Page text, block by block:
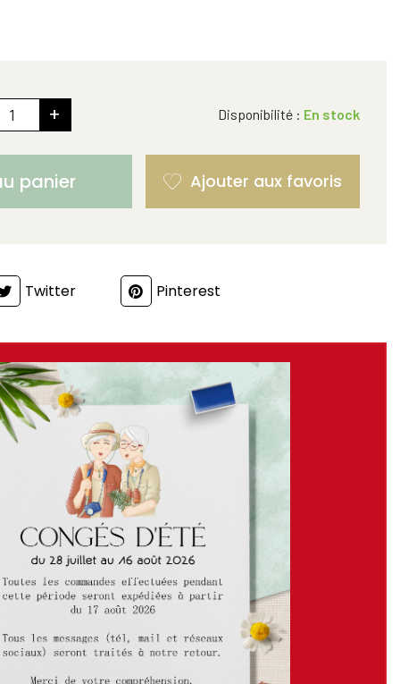
+ Disponibilité : En stock
panier
Twitter Pinterest